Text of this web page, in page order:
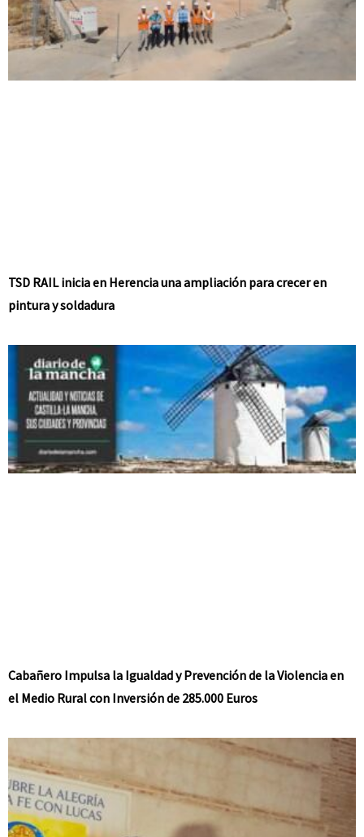
TSD RAIL inicia en Herencia una ampliación para crecer en
pintura y soldadura
Cabañero Impulsa la Igualdad y Prevención de la Violencia en
el Medio Rural con Inversión de 285.000 Euros